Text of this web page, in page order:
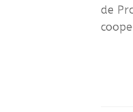
de